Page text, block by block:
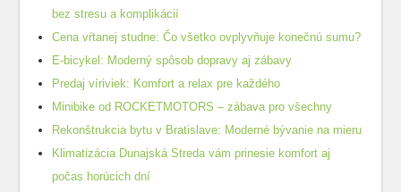
bez stresu a komplikácií
Cena vŕtanej studne: Čo všetko ovplyvňuje konečnú sumu?
E-bicykel: Moderný spôsob dopravy aj zábavy
Predaj víriviek: Komfort a relax pre každého
Minibike od ROCKETMOTORS – zábava pro všechny
Rekonštrukcia bytu v Bratislave: Moderné bývanie na mieru
Klimatizácia Dunajská Streda vám prinesie komfort aj
počas horúcich dní